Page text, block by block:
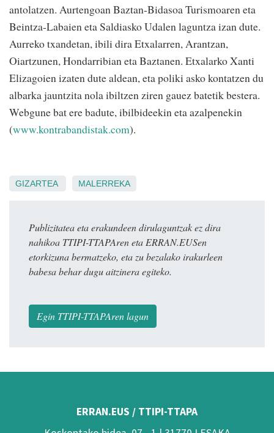
antolatzen. Aurtengoan Baztan-Bidasoa Turismoaren eta
Beintza-Labaien eta Saldiasko Udalen laguntza izan dute.
Aurreko txandetan, ibili dira Etxalarren, Arantzan,
Oiartzunen, Hondarribian eta Baztanen. Etxalarko Xanti
Elizagoien izaten dute aldean, eta poliki asko kontatzen du
albarka jauntzita nola ibiltzen ziren gauez batetik bestera.
Webgune bat ere badute, ibilbideekin eta azalpenekin
(www.kontrabandistak.com).
GIZARTEA MALERREKA
Publizitatea eta erakundeen dirulaguntzak ez dira
nahikoa TTIPI-TTAPAren eta ERRAN.EUSen
etorkizuna bermatzeko, eta zu bezalako irakurleen
babesa behar dugu aitzinera egiteko.
Egin TTIPI-TTAPAren lagun
ERRAN.EUS / TTIPI-TTAPA